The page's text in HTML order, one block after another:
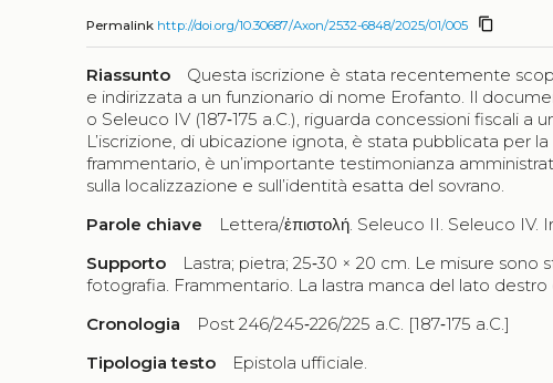
Permalink http://doi.org/10.30687/Axon/2532-6848/2025/01/005 content_copy
Riassunto Questa iscrizione è stata recentemente
e indirizzata a un funzionario di nome Erofanto. Il
o Seleuco IV (187‑175 a.C.), riguarda concessioni fiscali
L’iscrizione, di ubicazione ignota, è stata pubblicata per
frammentario, è un’importante testimonianza
sulla localizzazione e sull’identità esatta del sovrano.
Parole chiave Lettera/ἐπιστολή. Seleuco II. Seleuco IV.
Supporto Lastra; pietra; 25‑30 × 20 cm. Le misure
fotografia. Frammentario. La lastra manca del lato
Cronologia Post 246/245‑226/225 a.C. [187‑175 a.C.]
Tipologia testo Epistola ufficiale.